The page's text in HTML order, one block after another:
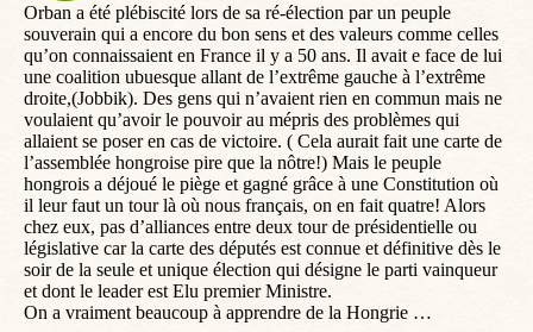
Orban a été plébiscité lors de sa ré-élection par un peuple
souverain qui a encore du bon sens et des valeurs comme celles
qu’on connaissaient en France il y a 50 ans. Il avait e face de lui
une coalition ubuesque allant de l’extrême gauche à l’extrême
droite,(Jobbik). Des gens qui n’avaient rien en commun mais ne
voulaient qu’avoir le pouvoir au mépris des problèmes qui
allaient se poser en cas de victoire. ( Cela aurait fait une carte de
l’assemblée hongroise pire que la nôtre!) Mais le peuple
hongrois a déjoué le piège et gagné grâce à une Constitution où
il leur faut un tour là où nous français, on en fait quatre! Alors
chez eux, pas d’alliances entre deux tour de présidentielle ou
législative car la carte des députés est connue et définitive dès le
soir de la seule et unique élection qui désigne le parti vainqueur
et dont le leader est Elu premier Ministre.
On a vraiment beaucoup à apprendre de la Hongrie …